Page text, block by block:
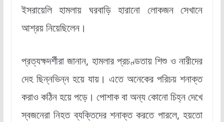
ইসরায়েলি হামলায় ঘরবাড়ি হারানো লোকজন সেখানে
আশ্রয় নিয়েছিলেন।
প্রত্যক্ষদর্শীরা জানান, হামলার প্রচণ্ডতায় শিশু ও নারীদের
দেহ ছিন্নভিন্ন হয়ে যায়। এতে অনেকের পরিচয় শনাক্ত
করাও কঠিন হয়ে পড়ে। পোশাক বা অন্য কোনো চিহ্ন দেখে
স্বজনেরা নিহত ব্যক্তিদের শনাক্ত করতে পারলে, হয়তো